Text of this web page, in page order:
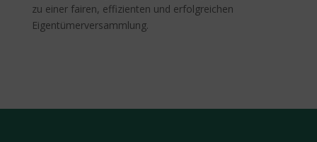
zu einer fairen, effizienten und erfolgreichen
Eigentümerversammlung.